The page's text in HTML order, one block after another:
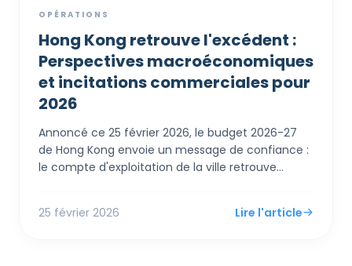
OPÉRATIONS
Hong Kong retrouve l'excédent :
Perspectives macroéconomiques
et incitations commerciales pour
2026
Annoncé ce 25 février 2026, le budget 2026-27
de Hong Kong envoie un message de confiance :
le compte d'exploitation de la ville retrouve
dévoilé des mesures de soutien immédiates,
25 février 2026 Lire l'article